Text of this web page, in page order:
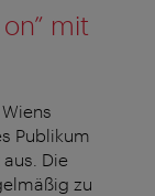
mit
Publikum
Die
zu